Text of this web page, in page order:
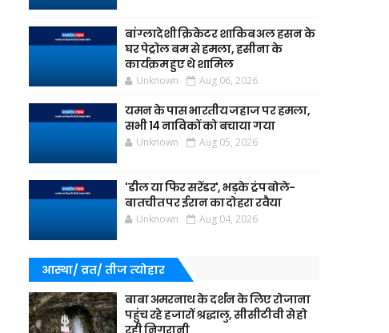
बांग्लादेशी क्रिकेटर शाकिब अल हसन के
घर पेट्रोल बम से हमला, हसीना के
कार्यक्रम हुए थे शामिल
Unknown Aug 06, 2026
यमन के पास भारतीय जहाज पर हमला,
सभी 14 नाविकों को बचाया गया
Unknown Aug 05, 2026
'डील या फिर सरेंडर', भड़के ट्रंप बोले-
बातचीत पर ईरान का दोहरा रवैया
Unknown Aug 04, 2026
आस्था/ व्रत/ तीज त्‍योहार
बाबा अमरनाथ के दर्शन के लिए रोजाना
पहुंच रहे हजारों श्रद्धालु, सीसीटीवी से हो
रही निगरानी